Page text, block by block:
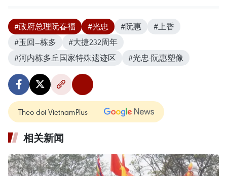
#政府总理阮春福 #光忠 #阮惠
#上香
#玉回—栋多
#大捷232周年
#河内栋多丘国家特殊遗迹区
#光忠-阮惠塑像
Theo dõi VietnamPlus
相关新闻